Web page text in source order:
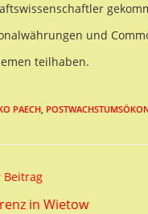
und
teilhaben.
PAECH,
Beitrag
in Wietow